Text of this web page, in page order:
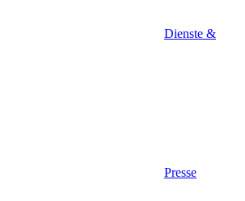
Dienste &
Presse